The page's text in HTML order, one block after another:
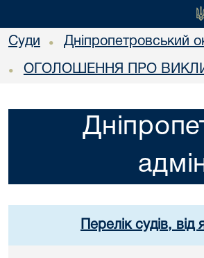
Суди • Дніпропетровський
• ОГОЛОШЕННЯ ПРО
Перелік судів,